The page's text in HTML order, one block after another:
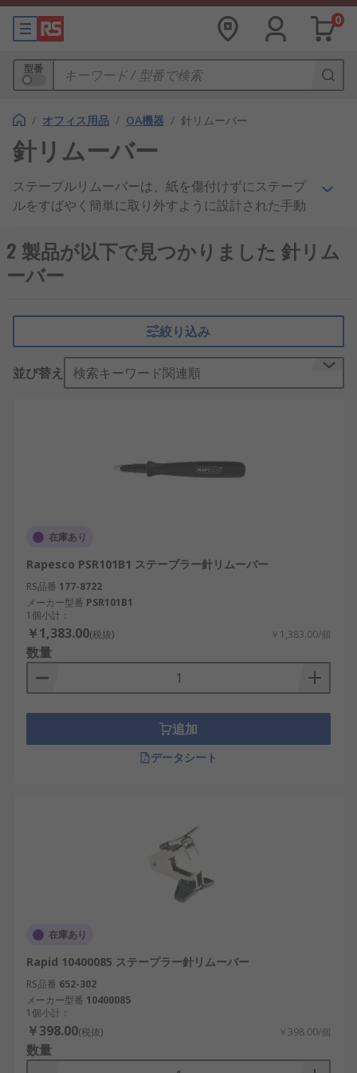
0
型番
/ オフィス用品 / OA機器 / 針リムーバー
針リムーバー
ステープルリムーバーは、紙を傷付けずにステープ
ルをすばやく簡単に取り外すように設計された手動
つのジョーがあり、先端がわずかにカーブし、プラ
スチック又はゴム製のハンドグリップを備えていま
す。ステープルを取り外すには、片方をステープル
をそっと引っ張ります。ステープルをきれいに取り
外すには、デバイスを使用して、まずステープルの
後ろを広げ、前方からステープルを引き出します。
ステープルリムーバーのタイプ
わせに配置されたジョーがあるステープルリムーバ
を傷付けるため、オフィス環境での使用には適して
いません。
ステープルリムーバーは何に使用しますか?
ホチキスでとめたページが間違った順序になってい
る場合、再印刷するのではなく、順序を変えて再度
ホチキスでとめることができます。ステープルリム
ーバーは、ページをばらばらにして個々のプラスチ
ック製ドキュメントポケットに入れる場合にも便利
2 製品が以下で見つかりました 針リム
ーバー
絞り込み
並び替え 検索キーワード関連順
在庫あり
Rapesco PSR101B1 ステープラー針リムーバー
RS品番 177-8722
メーカー型番 PSR101B1
1個小計：
￥1,383.00(税抜) ￥1,383.00/個
数量
追加
データシート
在庫あり
Rapid 10400085 ステープラー針リムーバー
RS品番 652-302
メーカー型番 10400085
1個小計：
￥398.00(税抜) ￥398.00/個
数量